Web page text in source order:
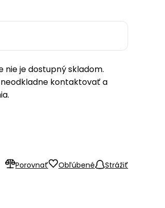
je dostupný skladom.
kontaktovať a
Porovnať Obľúbené Strážiť